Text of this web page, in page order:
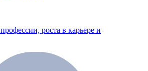
роста в карьере и